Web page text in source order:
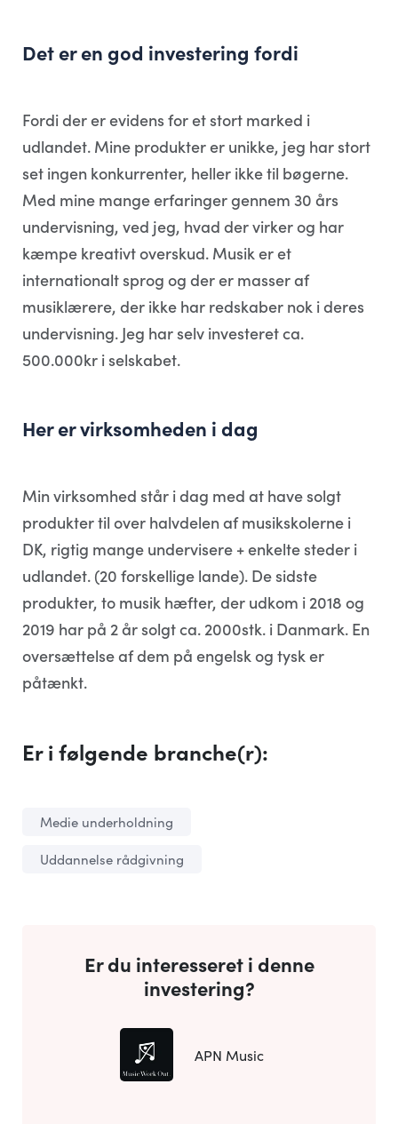
Det er en god investering fordi
Fordi der er evidens for et stort marked i
udlandet. Mine produkter er unikke, jeg har stort
set ingen konkurrenter, heller ikke til bøgerne.
Med mine mange erfaringer gennem 30 års
undervisning, ved jeg, hvad der virker og har
kæmpe kreativt overskud. Musik er et
internationalt sprog og der er masser af
musiklærere, der ikke har redskaber nok i deres
undervisning. Jeg har selv investeret ca.
500.000kr i selskabet.
Her er virksomheden i dag
Min virksomhed står i dag med at have solgt
produkter til over halvdelen af musikskolerne i
DK, rigtig mange undervisere + enkelte steder i
udlandet. (20 forskellige lande). De sidste
produkter, to musik hæfter, der udkom i 2018 og
2019 har på 2 år solgt ca. 2000stk. i Danmark. En
oversættelse af dem på engelsk og tysk er
påtænkt.
Er i følgende branche(r):
Medie underholdning
Uddannelse rådgivning
Er du interesseret i denne
investering?
APN Music